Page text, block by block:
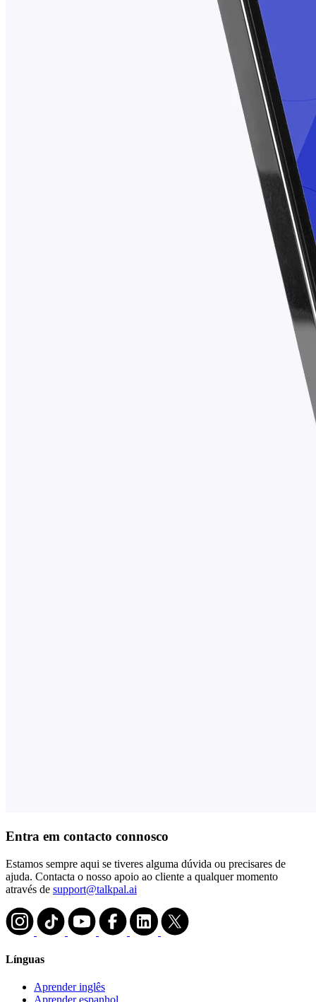
Entra em contacto connosco
Estamos sempre aqui se tiveres alguma dúvida ou precisares de
ajuda. Contacta o nosso apoio ao cliente a qualquer momento
através de support@talkpal.ai
Línguas
Aprender inglês
Aprender espanhol